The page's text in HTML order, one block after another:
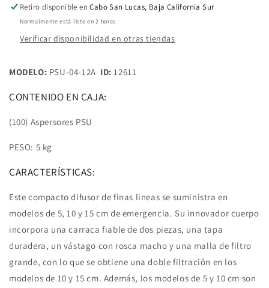
Boquilla
12A
de
4
Boquilla
12A
de
4
Retiro disponible enCabo San Lucas, Baja California Sur
Normalmente está listo en 2 horas
Verificar disponibilidad en otras tiendas
MODELO: PSU-04-12A ID: 12611
CONTENIDO EN CAJA:
(100) Aspersores PSU
PESO: 5 kg
CARACTERÍSTICAS:
Este compacto difusor de finas lineas se suministra en
modelos de 5, 10 y 15 cm de emergencia. Su innovador cuerpo
incorpora una carraca fiable de dos piezas, una tapa
duradera, un vástago con rosca macho y una malla de filtro
grande, con lo que se obtiene una doble filtración en los
modelos de 10 y 15 cm. Además, los modelos de 5 y 10 cm son